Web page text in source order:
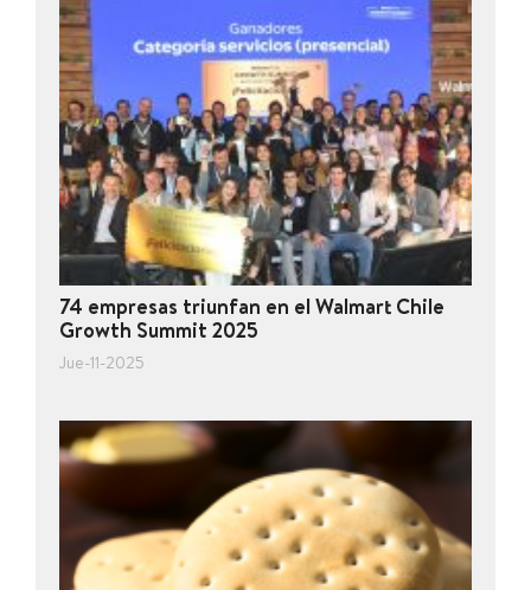
74 empresas triunfan en el Walmart Chile
Growth Summit 2025
Jue-11-2025